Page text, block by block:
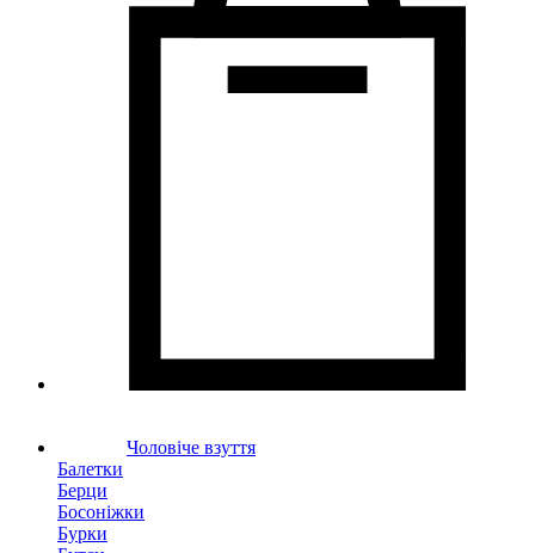
Чоловіче взуття
Балетки
Берци
Босоніжки
Бурки